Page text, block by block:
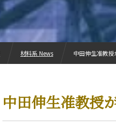
中田伸生准教授
材料系 News 中田伸生准教